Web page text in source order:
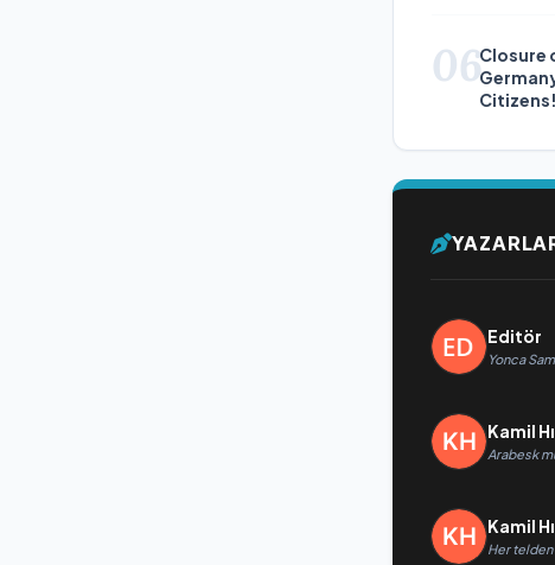
06Closure
Citizens!
Editör
Yonca
Kamil
Arabesk
Kamil
Her telden